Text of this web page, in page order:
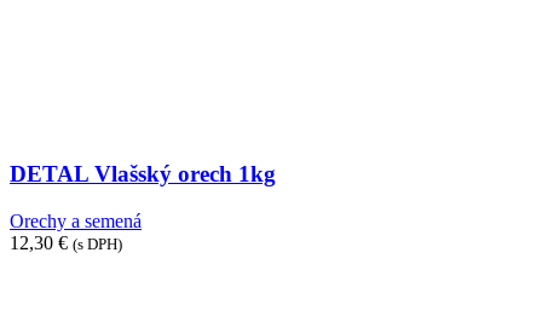
DETAL Vlašský orech 1kg
Orechy a semená
12,30 € (s DPH)